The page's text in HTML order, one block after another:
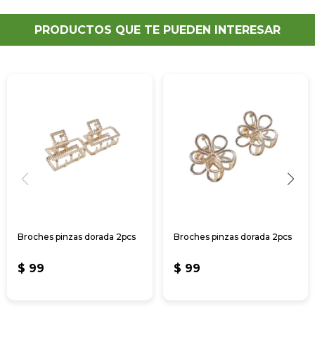
PRODUCTOS QUE TE PUEDEN INTERESAR
Broches pinzas dorada 2pcs
$ 99
Broches pinzas dorada 2pcs
$ 99